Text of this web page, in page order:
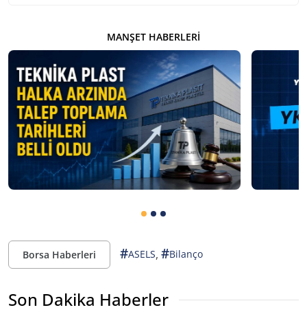
MANŞET HABERLERI
Borsa Haberleri #ASELS, #Bilanço
Son Dakika Haberler